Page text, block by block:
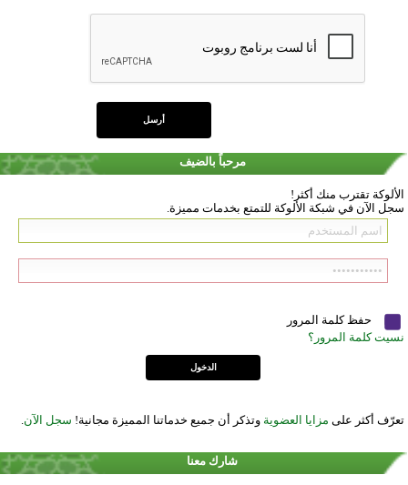
مرحباً بالضيف
الألوكة تقترب منك أكثر!
سجل الآن في شبكة الألوكة للتمتع بخدمات مميزة.
حفظ كلمة المرور
نسيت كلمة المرور؟
تعرّف أكثر على مزايا العضوية وتذكر أن جميع خدماتنا المميزة مجانية! سجل الآن
شارك معنا